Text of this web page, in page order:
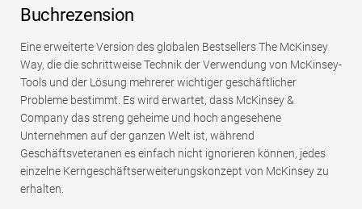
Buchrezension
Eine erweiterte Version des globalen Bestsellers The McKinsey
Way, die die schrittweise Technik der Verwendung von McKinsey-
Tools und der Lösung mehrerer wichtiger geschäftlicher
Probleme bestimmt. Es wird erwartet, dass McKinsey &
Company das streng geheime und hoch angesehene
Unternehmen auf der ganzen Welt ist, während
Geschäftsveteranen es einfach nicht ignorieren können, jedes
einzelne Kerngeschäftserweiterungskonzept von McKinsey zu
erhalten.